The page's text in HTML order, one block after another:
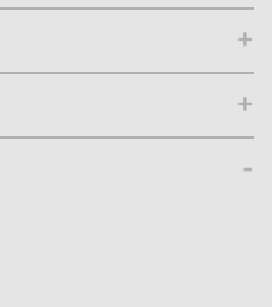
+
+
-